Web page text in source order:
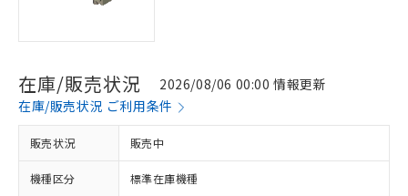
在庫/販売状況
2026/08/06 00:00 情報更新
在庫/販売状況 ご利用条件
販売状況 販売中
機種区分 標準在庫機種